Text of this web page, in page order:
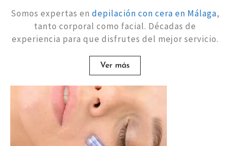
Somos expertas en depilación con cera en Málaga,
tanto corporal como facial. Décadas de
experiencia para que disfrutes del mejor servicio.
Ver más